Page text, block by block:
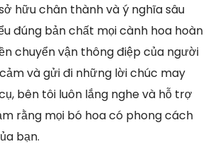
hữu chân thành và ý nghĩa sâu
đúng bản chất mọi cành hoa hoàn
chuyển vận thông điệp của người
và gửi đi những lời chúc may
bên tôi luôn lắng nghe và hỗ trợ
rằng mọi bó hoa có phong cách
bạn.